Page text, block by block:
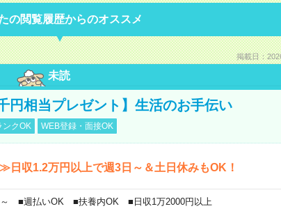
の閲覧履歴からのオススメ
掲載日：
未読
円相当プレゼント】生活のお手伝い
ンクOK WEB登録・面接OK
収1.2万円以上で週3日～＆土日休みもOK！
～ ■週払いOK ■扶養内OK ■日収1万2000円以上